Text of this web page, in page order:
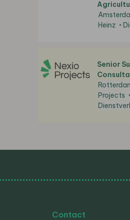
Heinz
Senior
Projects
Contact